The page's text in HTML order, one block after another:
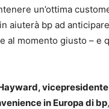
un’ottima
aiuterà bp ad
momento giusto – e
in Europa di bp